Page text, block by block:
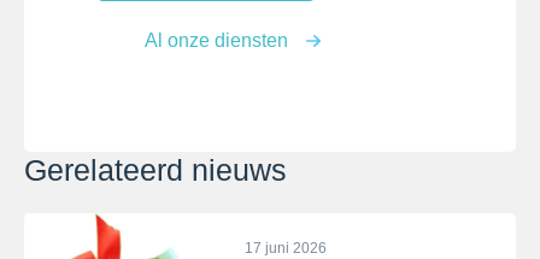
Al onze diensten
Gerelateerd nieuws
17 juni 2026